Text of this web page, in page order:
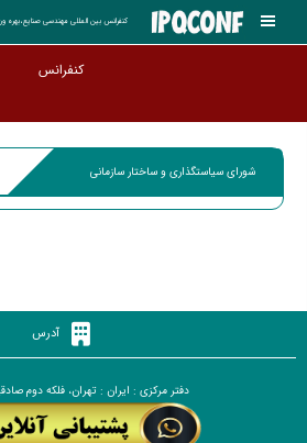
کنفرانس بین المللی مهندسی صنایع،بهره
کنفر
شورای سیاستگذاری و ساختار سازمانی
آدرس
دفتر مرکزی : ایران : تهران، فلکه دوم